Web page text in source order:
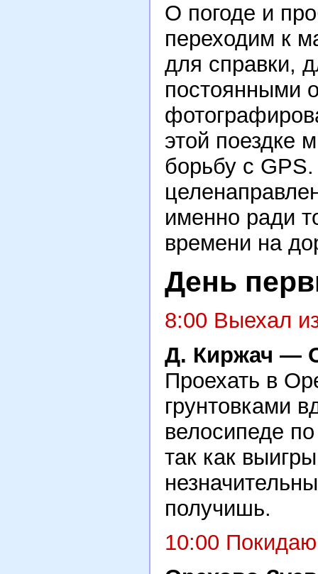
О погоде и
переходим к
для справки,
постоянными
этой поездке
борьбу с
именно ради
времени на
День
8:00 Выехал
Д. Киржач —
Проехать в
грунтовками
велосипеде
так как
получишь.
10:00